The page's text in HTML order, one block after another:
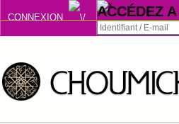
CONNEXION ACCÉDEZ
Se souvenir de moi